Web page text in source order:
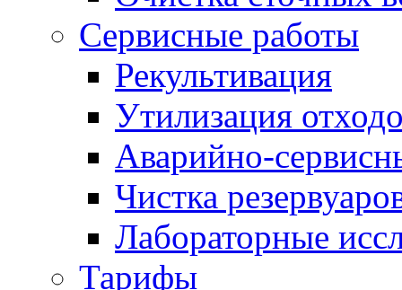
Сервисные работы
Рекультивация
Утилизация
Аварийно-
Чистка
Лабораторные
Тарифы